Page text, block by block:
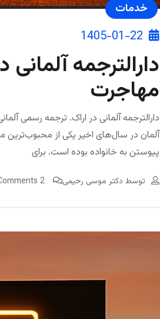
خدمات
1405-01-22
دارالترجمه
مهاجرت
دارالترجمه آلمانی در اراک. ترجمه رسمی
آلمان در سال‌های اخیر یکی از محبوب‌ترین
پیوستن به خانواده بوده است. برای
توسط دکتر موسی رحیمی 2 Comments